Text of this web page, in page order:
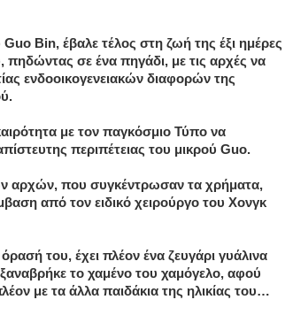
Bin, έβαλε τέλος στη ζωή της έξι ημέρες
πηδώντας σε ένα πηγάδι, με τις αρχές να
ενδοοικογενειακών διαφορών της
με τον παγκόσμιο Τύπο να
περιπέτειας του μικρού Guo.
αρχών, που συγκέντρωσαν τα χρήματα,
από τον ειδικό χειρούργο του Χονγκ
του, έχει πλέον ένα ζευγάρι γυάλινα
το χαμένο του χαμόγελο, αφού
με τα άλλα παιδάκια της ηλικίας του…